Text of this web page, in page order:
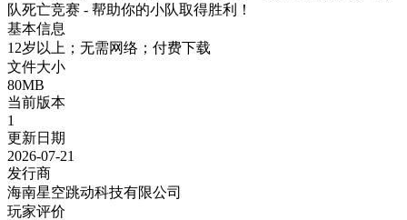
队死亡竞赛 - 帮助你的小队取得胜利！
基本信息
12岁以上；无需网络；付费下载
文件大小
80MB
当前版本
1
更新日期
2026-07-21
发行商
海南星空跳动科技有限公司
玩家评价